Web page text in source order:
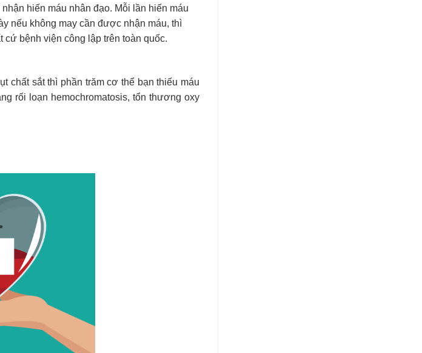
hiến máu nhân đạo. Mỗi lần hiến máu
nếu không may cần được nhận máu, thì
bệnh viện công lập trên toàn quốc.
chất sắt thì phần trăm cơ thể bạn thiếu máu
rối loạn hemochromatosis, tổn thương oxy